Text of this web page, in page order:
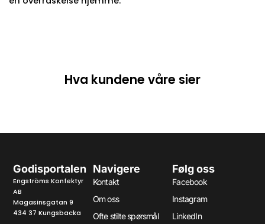
Hva kundene våre sier
Godisportalen
Engströms Konfektyr
AB
Magasinsgatan 9
434 37 Kungsbacka
Navigere
Kontakt
Om oss
Ofte stilte spørsmål
Følg oss
Facebook
Instagram
LinkedIn